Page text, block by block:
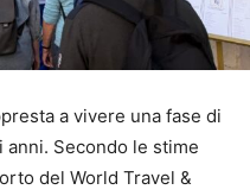
a vivere una fase di
Secondo le stime
del World Travel &